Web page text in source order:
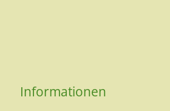
Informationen